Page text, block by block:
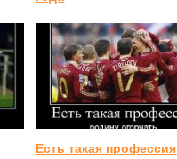
Есть такая профессия